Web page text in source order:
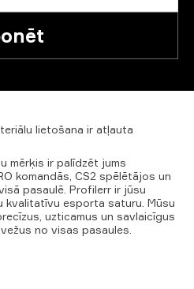
lietošana ir atļauta
mērķis ir palīdzēt jums
komandās, CS2 spēlētājos un
pasaulē. Profilerr ir jūsu
kvalitatīvu esporta saturu. Mūsu
uzticamus un savlaicīgus
no visas pasaules.